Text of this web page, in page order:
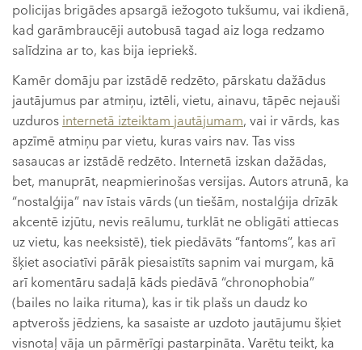
policijas brigādes apsargā iežogoto tukšumu, vai ikdienā,
kad garāmbraucēji autobusā tagad aiz loga redzamo
salīdzina ar to, kas bija iepriekš.
Kamēr domāju par izstādē redzēto, pārskatu dažādus
jautājumus par atmiņu, iztēli, vietu, ainavu, tāpēc nejauši
uzduros internetā izteiktam jautājumam, vai ir vārds, kas
apzīmē atmiņu par vietu, kuras vairs nav. Tas viss
sasaucas ar izstādē redzēto. Internetā izskan dažādas,
bet, manuprāt, neapmierinošas versijas. Autors atrunā, ka
“nostalģija” nav īstais vārds (un tiešām, nostalģija drīzāk
akcentē izjūtu, nevis reālumu, turklāt ne obligāti attiecas
uz vietu, kas neeksistē), tiek piedāvāts “fantoms”, kas arī
šķiet asociatīvi pārāk piesaistīts sapnim vai murgam, kā
arī komentāru sadaļā kāds piedāvā “chronophobia”
(bailes no laika rituma), kas ir tik plašs un daudz ko
aptverošs jēdziens, ka sasaiste ar uzdoto jautājumu šķiet
visnotaļ vāja un pārmērīgi pastarpināta. Varētu teikt, ka